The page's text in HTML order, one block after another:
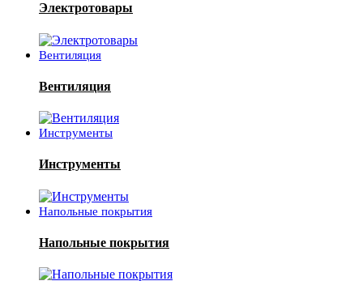
Электротовары
Вентиляция
Вентиляция
Инструменты
Инструменты
Напольные покрытия
Напольные покрытия